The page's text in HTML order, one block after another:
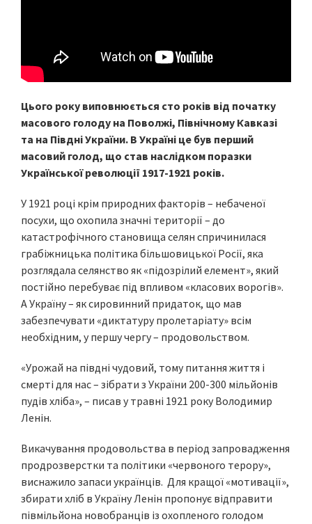
Цього року виповнюється сто років від початку
масового голоду на Поволжі, Північному Кавказі
та на Півдні України. В Україні це був перший
масовий голод, що став наслідком поразки
Української революції 1917-1921 років.
У 1921 році крім природних факторів – небаченої
посухи, що охопила значні території – до
катастрофічного становища селян спричинилася
грабіжницька політика більшовицької Росії, яка
розглядала селянство як «підозрілий елемент», який
постійно перебуває під впливом «класових ворогів».
А Україну – як сировинний придаток, що мав
забезпечувати «диктатуру пролетаріату» всім
необхідним, у першу чергу – продовольством.
«Урожай на півдні чудовий, тому питання життя і
смерті для нас – зібрати з України 200-300 мільйонів
пудів хліба», – писав у травні 1921 року Володимир
Ленін.
Викачування продовольства в період запровадження
продрозверстки та політики «червоного терору»,
виснажило запаси українців. Для кращої «мотивації»,
збирати хліб в Україну Ленін пропонує відправити
півмільйона новобранців із охопленого голодом